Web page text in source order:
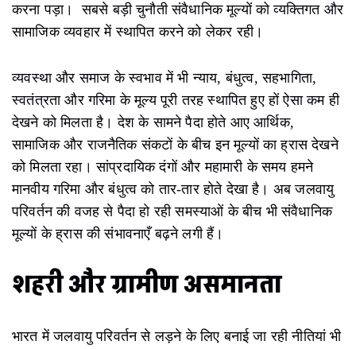
करना पड़ा। सबसे बड़ी चुनौती संवैधानिक मूल्यों को व्यक्तिगत और
सामाजिक व्यवहार में स्थापित करने को लेकर रही।
व्यवस्था और समाज के स्वभाव में भी न्याय, बंधुत्व, सहभागिता,
स्वतंत्रता और गरिमा के मूल्य पूरी तरह स्थापित हुए हों ऐसा कम ही
देखने को मिलता है। देश के सामने पैदा होते आए आर्थिक,
सामाजिक और राजनैतिक संकटों के बीच इन मूल्यों का ह्रास देखने
को मिलता रहा। सांप्रदायिक दंगों और महामारी के समय हमने
मानवीय गरिमा और बंधुत्व को तार-तार होते देखा है। अब जलवायु
परिवर्तन की वजह से पैदा हो रही समस्याओं के बीच भी संवैधानिक
मूल्यों के ह्रास की संभावनाएँ बढ़ने लगी हैं।
शहरी और ग्रामीण असमानता
भारत में जलवायु परिवर्तन से लड़ने के लिए बनाई जा रही नीतियां भी